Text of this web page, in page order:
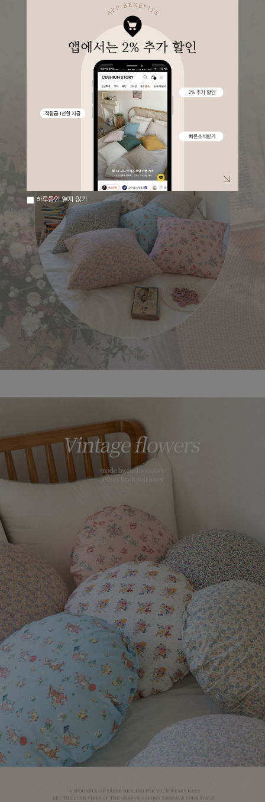
하루동안 열지 않기